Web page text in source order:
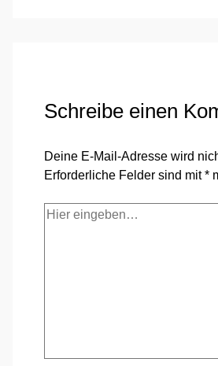
Schreibe einen
Deine E-Mail-Adresse wird
Erforderliche Felder sind mit*
Hier